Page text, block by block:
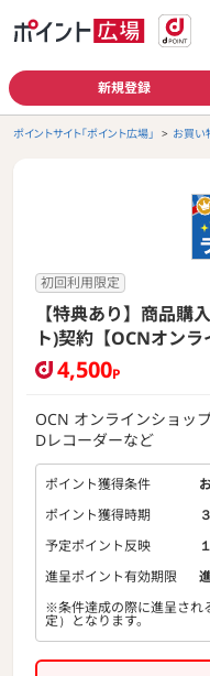
新規登録
ポイントサイト「ポイント広場」 お買い
初回利用限定
【特典あり】商品購
ト)契約【OCNオンラ
4,500P
OCN オンラインショッ
Dレコーダーなど
旬なお買い得商品を掲載
WEBより商品購入→注
RLから、光申込フォー
後、光回線の開通工事完
ポイント獲得条件
ポイント獲得時期
予定ポイント反映
進呈ポイント有効期限
※条件達成の際に進呈され
定）となります。